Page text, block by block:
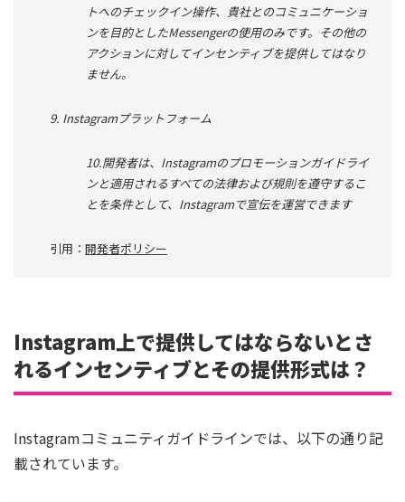
トへのチェックイン操作、貴社とのコミュニケーショ
ンを目的としたMessengerの使用のみです。その他の
アクションに対してインセンティブを提供してはなり
ません。
9. Instagramプラットフォーム
10.開発者は、Instagramのプロモーションガイドライ
ンと適用されるすべての法律および規則を遵守するこ
とを条件として、Instagramで宣伝を運営できます
引用： 開発者ポリシー
Instagram上で提供してはならないとさ
れるインセンティブとその提供形式は？
Instagramコミュニティガイドラインでは、以下の通り記
載されています。